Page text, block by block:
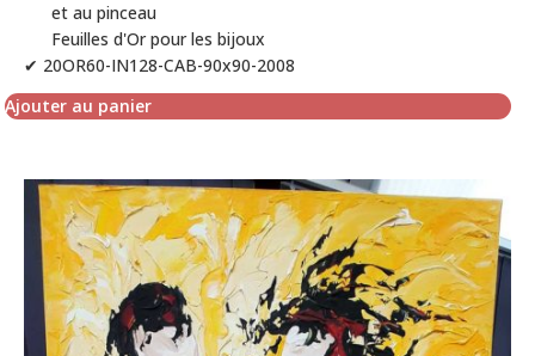
et au pinceau
Feuilles d'Or pour les bijoux
✔ 20OR60-IN128-CAB-90x90-2008
Ajouter au panier